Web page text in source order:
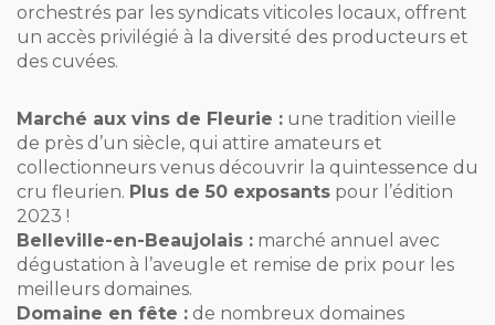
orchestrés par les syndicats viticoles locaux, offrent
un accès privilégié à la diversité des producteurs et
des cuvées.
Marché aux vins de Fleurie : une tradition vieille
de près d’un siècle, qui attire amateurs et
collectionneurs venus découvrir la quintessence du
cru fleurien. Plus de 50 exposants pour l’édition
2023 !
Belleville-en-Beaujolais : marché annuel avec
dégustation à l’aveugle et remise de prix pour les
meilleurs domaines.
Domaine en fête : de nombreux domaines